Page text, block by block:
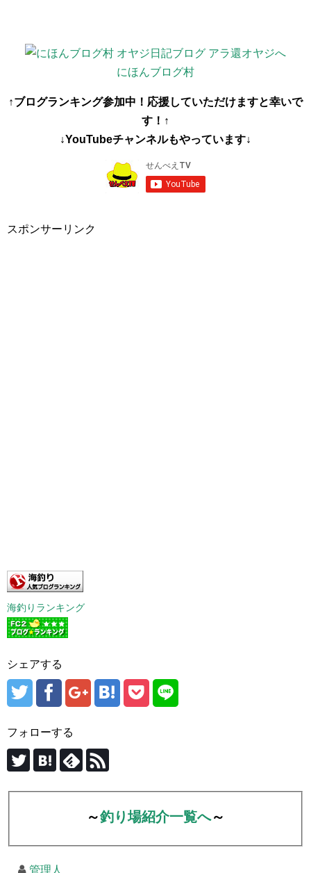
にほんブログ村
↑ブログランキング参加中！応援していただけますと幸いで
す！↑
↓YouTubeチャンネルもやっています↓
スポンサーリンク
海釣りランキング
シェアする
フォローする
～釣り場紹介一覧へ～
管理人